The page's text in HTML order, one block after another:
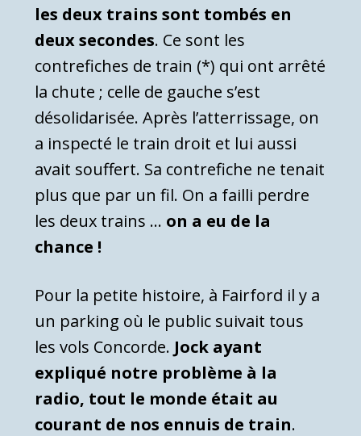
les deux trains sont tombés en
deux secondes. Ce sont les
contrefiches de train (*) qui ont arrêté
la chute ; celle de gauche s’est
désolidarisée. Après l’atterrissage, on
a inspecté le train droit et lui aussi
avait souffert. Sa contrefiche ne tenait
plus que par un fil. On a failli perdre
les deux trains … on a eu de la
chance !
Pour la petite histoire, à Fairford il y a
un parking où le public suivait tous
les vols Concorde. Jock ayant
expliqué notre problème à la
radio, tout le monde était au
courant de nos ennuis de train.